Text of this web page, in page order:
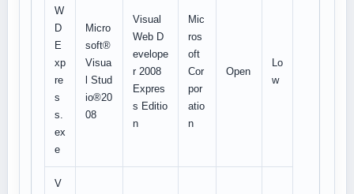
W
D
E
xp
re
s
s.
ex
e
Micro
soft®
Visua
l Stud
io®20
08
Visual
Web D
evelope
r 2008
Expres
s Editio
n
Mic
ros
oft
Cor
por
atio
n
Open
Lo
w
V